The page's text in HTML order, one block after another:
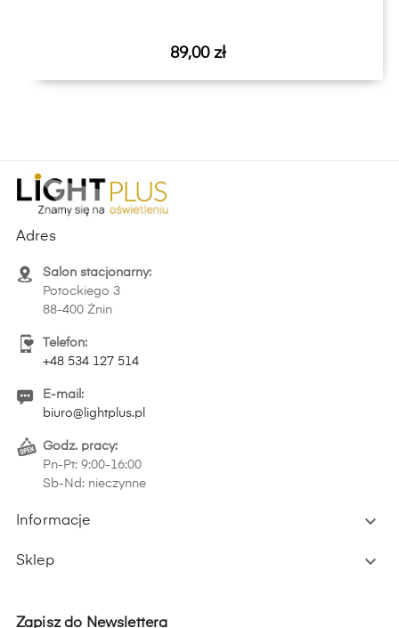
Cena
89,00 zł
Adres
Salon stacjonarny:
Potockiego 3
88-400 Żnin
Telefon:
+48 534 127 514
E-mail:
biuro@lightplus.pl
Godz. pracy:
Pn-Pt: 9:00-16:00
Sb-Nd: nieczynne
Informacje 
Sklep 
Zapisz do Newslettera